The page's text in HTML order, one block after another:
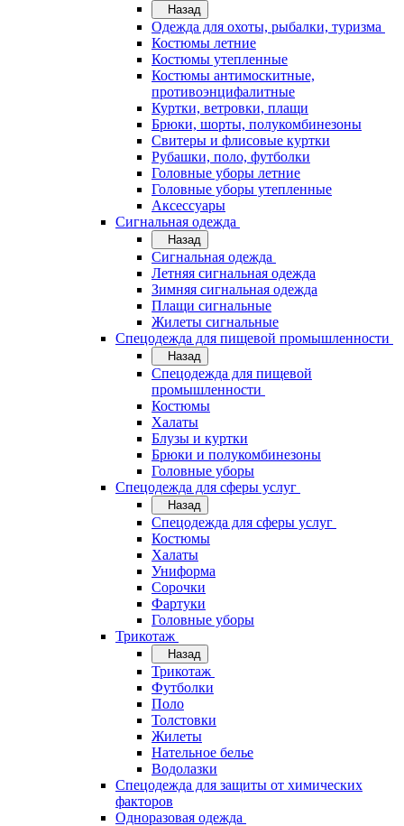
Назад
Одежда для охоты, рыбалки, туризма
Костюмы летние
Костюмы утепленные
Костюмы антимоскитные,
противоэнцифалитные
Куртки, ветровки, плащи
Брюки, шорты, полукомбинезоны
Свитеры и флисовые куртки
Рубашки, поло, футболки
Головные уборы летние
Головные уборы утепленные
Аксессуары
Сигнальная одежда
Назад
Сигнальная одежда
Летняя сигнальная одежда
Зимняя сигнальная одежда
Плащи сигнальные
Жилеты сигнальные
Спецодежда для пищевой промышленности
Назад
Спецодежда для пищевой
промышленности
Костюмы
Халаты
Блузы и куртки
Брюки и полукомбинезоны
Головные уборы
Спецодежда для сферы услуг
Назад
Спецодежда для сферы услуг
Костюмы
Халаты
Униформа
Сорочки
Фартуки
Головные уборы
Трикотаж
Назад
Трикотаж
Футболки
Поло
Толстовки
Жилеты
Нательное белье
Водолазки
Спецодежда для защиты от химических
факторов
Одноразовая одежда